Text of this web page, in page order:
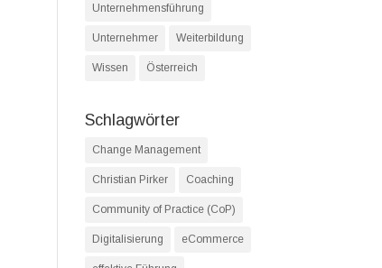
Unternehmensführung
Unternehmer Weiterbildung
Wissen Österreich
Schlagwörter
Change Management
Christian Pirker Coaching
Community of Practice (CoP)
Digitalisierung eCommerce